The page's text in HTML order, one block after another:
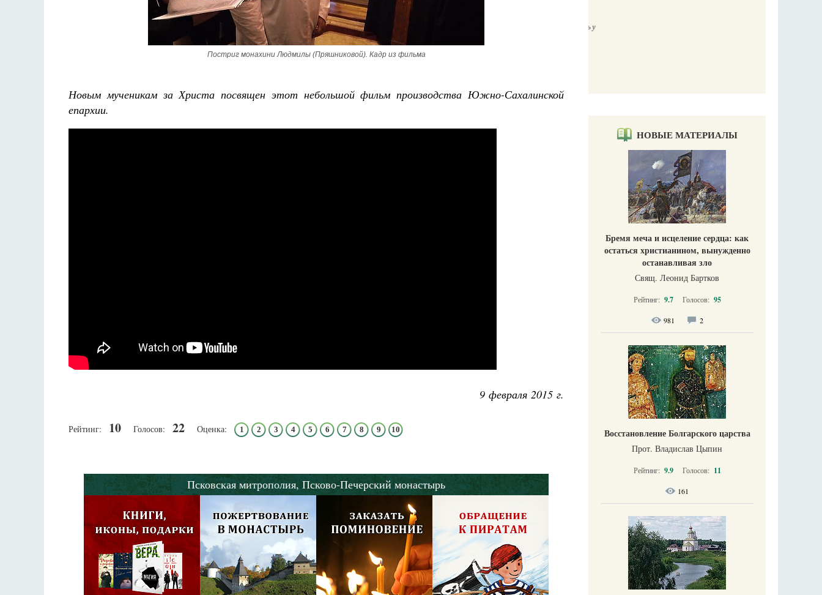
Постриг монахини Людмилы (Пряшниковой). Кадр из фильма
Новым мученикам за Христа посвящен этот небольшой фильм производства Южно-Сахалинской
епархии.
9 февраля 2015 г.
Рейтинг: 10 Голосов: 22 Оценка: 1 2 3 4 5 6 7 8 9 10
Псковская митрополия, Псково-Печерский монастырь
Роман Котов
НОВЫЕ МАТЕРИАЛЫ
Бремя меча и исцеление сердца: как
остаться христианином, вынужденно
останавливая зло
Свящ. Леонид Бартков
Рейтинг: 9.7 Голосов: 95
981 2
Восстановление Болгарского царства
Прот. Владислав Цыпин
Рейтинг: 9.9 Голосов: 11
161